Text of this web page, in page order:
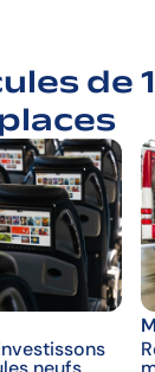
de
places